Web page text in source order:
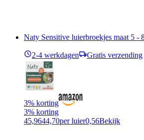
Naty Sensitive luierbroekjes maat 5 -
2-4 werkdagen Gratis verzending
3% korting
3% korting
45,9644,70per luier0,56Bekijk